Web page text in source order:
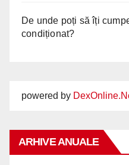
De unde poți să îți
condiționat?
powered by
ARHIVE ANUALE